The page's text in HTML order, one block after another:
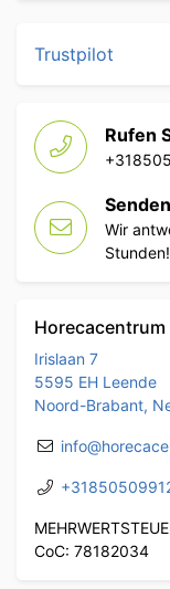
Trustpilot
Rufen
Wir
Stunden!
Horecacentrum
Irislaan 7
5595 EH Leende
Noord-Brabant,
CoC: 78182034